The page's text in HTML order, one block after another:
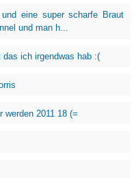
eine super scharfe Braut
und man h...
ich irgendwas hab :(
werden 2011 18 (=